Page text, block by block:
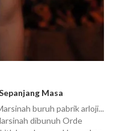
Masa
buruh pabrik arloji...
dibunuh Orde